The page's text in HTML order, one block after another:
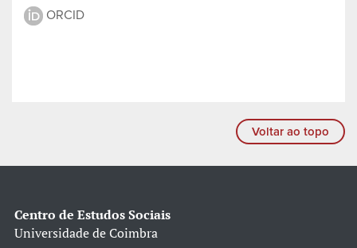
ORCID
Voltar ao topo
Centro de Estudos Sociais
Universidade de Coimbra